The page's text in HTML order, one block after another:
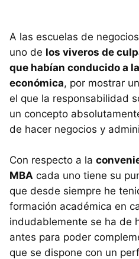
A las escuelas de
uno de los viveros de
que habían conducido a
económica, por mostrar
el que la responsabilidad
un concepto
de hacer negocios y
Con respecto a la
MBA cada uno tiene su
que desde siempre he
formación académica en
indudablemente se ha de
antes para poder
que se dispone con un